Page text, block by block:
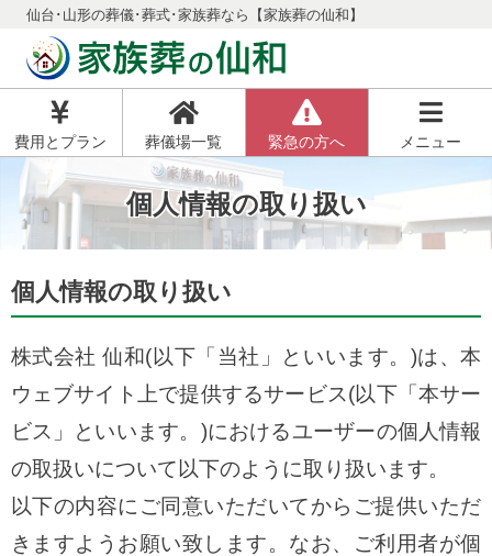
仙台･山形の葬儀･葬式･家族葬なら【家族葬の仙和】
費用とプラン 葬儀場一覧 緊急の方へ メニュー
個人情報の取り扱い
個人情報の取り扱い
株式会社 仙和(以下「当社」といいます。)は、本
ウェブサイト上で提供するサービス(以下「本サー
ビス」といいます。)におけるユーザーの個人情報
の取扱いについて以下のように取り扱います。
以下の内容にご同意いただいてからご提供いただ
きますようお願い致します。なお、ご利用者が個